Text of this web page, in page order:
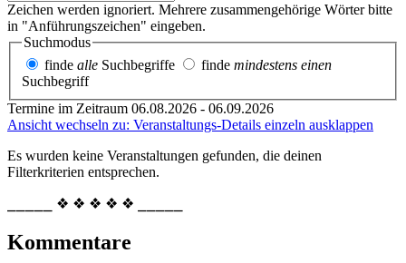
Zeichen werden ignoriert. Mehrere zusammengehörige Wörter bitte
in "Anführungszeichen" eingeben.
Suchmodus
finde alle Suchbegriffe finde mindestens einen
Suchbegriff
Termine im Zeitraum 06.08.2026 - 06.09.2026
Ansicht wechseln zu: Veranstaltungs-Details einzeln ausklappen
Es wurden keine Veranstaltungen gefunden, die deinen
Filterkriterien entsprechen.
⎯⎯⎯⎯⎯ ❖ ❖ ❖ ❖ ❖ ⎯⎯⎯⎯⎯
Kommentare